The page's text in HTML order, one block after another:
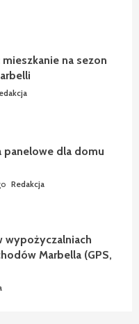
na sezon
panelowe dla domu
Redakcja
wypożyczalniach
Marbella (GPS,